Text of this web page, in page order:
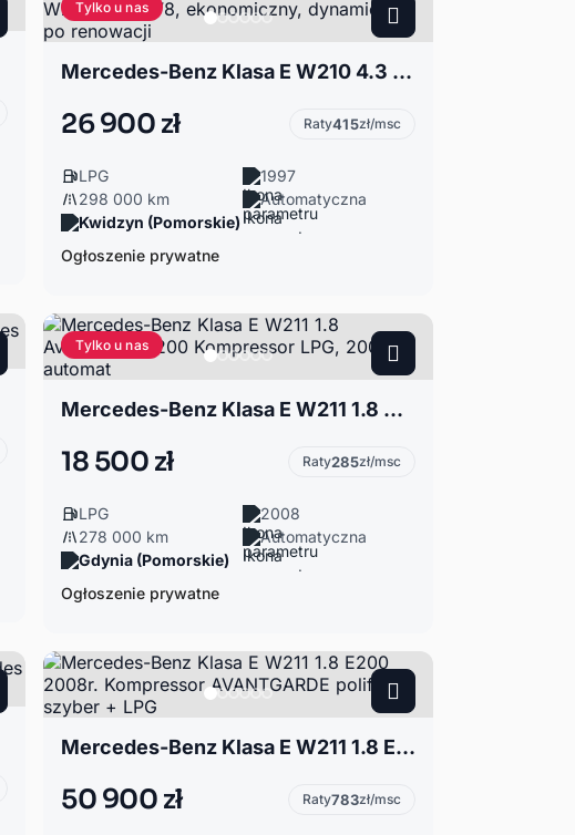
Tylko u nas
Mercedes-Benz Klasa E W210 4.3 Mercedes W210, E430 V8, ekonomiczny, dynamiczny, po renowacji
26 900 zł Raty415zł/msc
LPG
1997
298 000 km
Automatyczna
Kwidzyn (Pomorskie)
Ogłoszenie prywatne
Tylko u nas
Mercedes-Benz Klasa E W211 1.8 Avantgarde E200 Kompressor LPG, 2008 r., automat
18 500 zł Raty285zł/msc
LPG
2008
278 000 km
Automatyczna
Gdynia (Pomorskie)
Ogłoszenie prywatne
Mercedes-Benz Klasa E W211 1.8 E200 2008r. Kompressor AVANTGARDE polift + szyber + LPG
50 900 zł Raty783zł/msc